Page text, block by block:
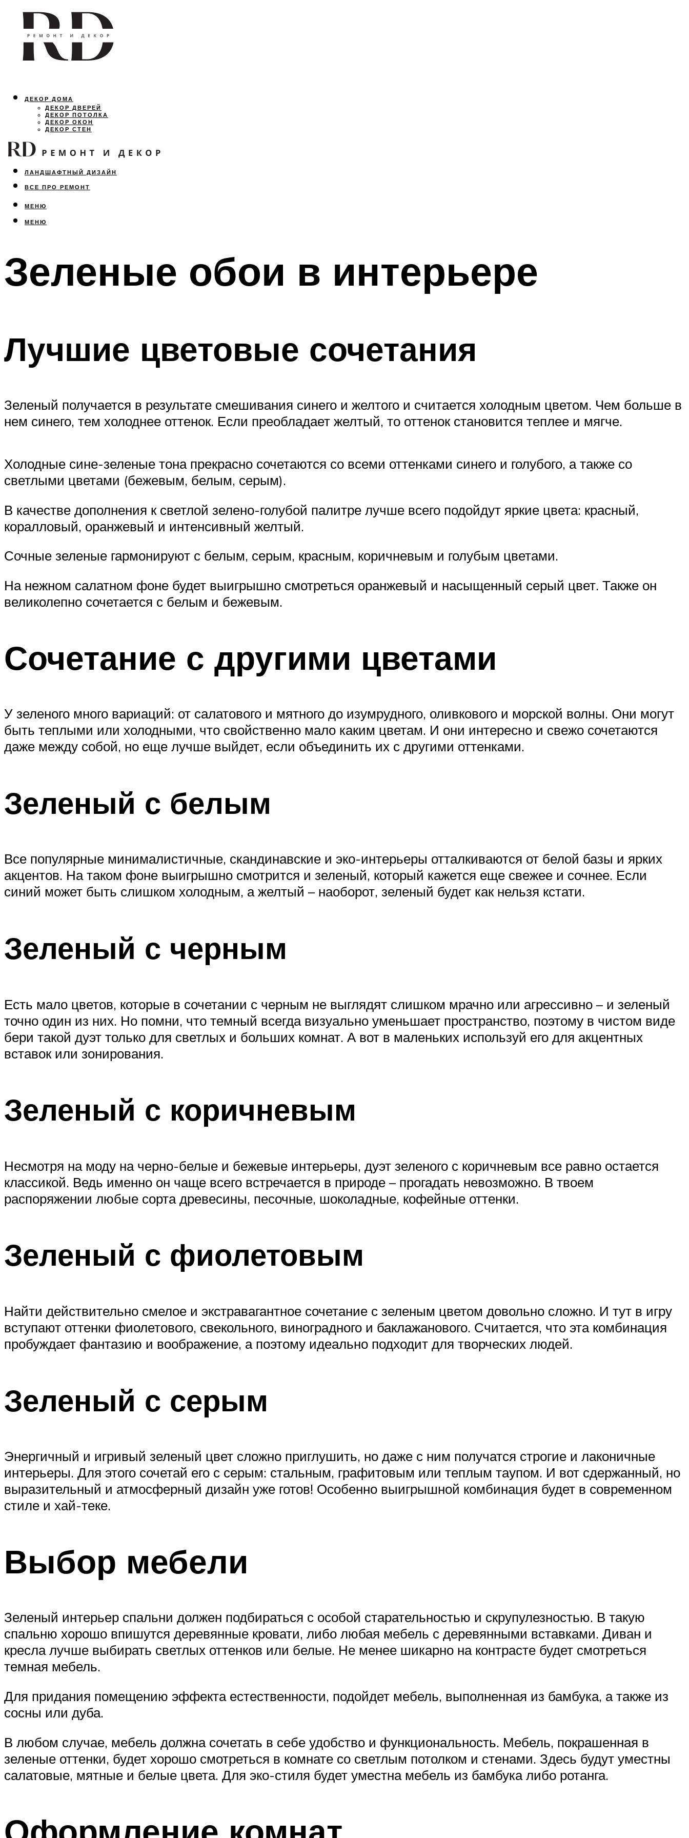
ДЕКОР ДОМА
ДЕКОР ДВЕРЕЙ
ДЕКОР ПОТОЛКА
ДЕКОР ОКОН
ДЕКОР СТЕН
ОСВЕЩЕНИЕ
ДИЗАЙН ИНТЕРЬЕРА
ЛАНДШАФТНЫЙ ДИЗАЙН
ВСЕ ПРО РЕМОНТ
МЕНЮ
МЕНЮ
Зеленые обои в интерьере
Лучшие цветовые сочетания
Зеленый получается в результате смешивания синего и желтого и считается холодным цветом. Чем больше в
нем синего, тем холоднее оттенок. Если преобладает желтый, то оттенок становится теплее и мягче.
Холодные сине-зеленые тона прекрасно сочетаются со всеми оттенками синего и голубого, а также со
светлыми цветами (бежевым, белым, серым).
В качестве дополнения к светлой зелено-голубой палитре лучше всего подойдут яркие цвета: красный,
коралловый, оранжевый и интенсивный желтый.
Сочные зеленые гармонируют с белым, серым, красным, коричневым и голубым цветами.
На нежном салатном фоне будет выигрышно смотреться оранжевый и насыщенный серый цвет. Также он
великолепно сочетается с белым и бежевым.
Сочетание с другими цветами
У зеленого много вариаций: от салатового и мятного до изумрудного, оливкового и морской волны. Они могут
быть теплыми или холодными, что свойственно мало каким цветам. И они интересно и свежо сочетаются
даже между собой, но еще лучше выйдет, если объединить их с другими оттенками.
Зеленый с белым
Все популярные минималистичные, скандинавские и эко-интерьеры отталкиваются от белой базы и ярких
акцентов. На таком фоне выигрышно смотрится и зеленый, который кажется еще свежее и сочнее. Если
синий может быть слишком холодным, а желтый – наоборот, зеленый будет как нельзя кстати.
Зеленый с черным
Есть мало цветов, которые в сочетании с черным не выглядят слишком мрачно или агрессивно – и зеленый
точно один из них. Но помни, что темный всегда визуально уменьшает пространство, поэтому в чистом виде
бери такой дуэт только для светлых и больших комнат. А вот в маленьких используй его для акцентных
вставок или зонирования.
Зеленый с коричневым
Несмотря на моду на черно-белые и бежевые интерьеры, дуэт зеленого с коричневым все равно остается
классикой. Ведь именно он чаще всего встречается в природе – прогадать невозможно. В твоем
распоряжении любые сорта древесины, песочные, шоколадные, кофейные оттенки.
Зеленый с фиолетовым
Найти действительно смелое и экстравагантное сочетание с зеленым цветом довольно сложно. И тут в игру
вступают оттенки фиолетового, свекольного, виноградного и баклажанового. Считается, что эта комбинация
пробуждает фантазию и воображение, а поэтому идеально подходит для творческих людей.
Зеленый с серым
Энергичный и игривый зеленый цвет сложно приглушить, но даже с ним получатся строгие и лаконичные
интерьеры. Для этого сочетай его с серым: стальным, графитовым или теплым таупом. И вот сдержанный, но
выразительный и атмосферный дизайн уже готов! Особенно выигрышной комбинация будет в современном
стиле и хай-теке.
Выбор мебели
Зеленый интерьер спальни должен подбираться с особой старательностью и скрупулезностью. В такую
спальню хорошо впишутся деревянные кровати, либо любая мебель с деревянными вставками. Диван и
кресла лучше выбирать светлых оттенков или белые. Не менее шикарно на контрасте будет смотреться
темная мебель.
Для придания помещению эффекта естественности, подойдет мебель, выполненная из бамбука, а также из
сосны или дуба.
В любом случае, мебель должна сочетать в себе удобство и функциональность. Мебель, покрашенная в
зеленые оттенки, будет хорошо смотреться в комнате со светлым потолком и стенами. Здесь будут уместны
салатовые, мятные и белые цвета. Для эко-стиля будет уместна мебель из бамбука либо ротанга.